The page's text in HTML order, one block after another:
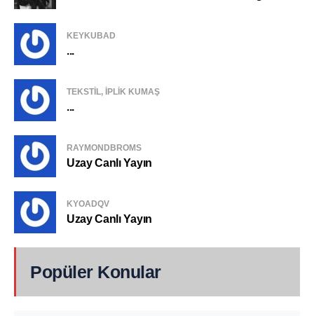
KEYKUBAD
...
TEKSTIL, IPLIK KUMAŞ
...
RAYMONDBROMS
Uzay Canlı Yayın
KYOADQV
Uzay Canlı Yayın
Popüler Konular